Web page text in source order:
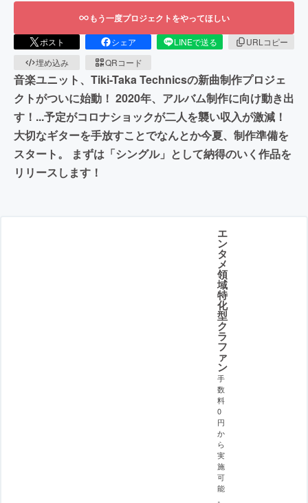
もう一度プロジェクトをやってほしい
ポスト シェア LINEで送る
URLコピー
埋め込み
QRコード
音楽ユニット、Tiki-Taka Technicsの新曲制作プロジェ
クトがついに始動！ 2020年、アルバム制作に向け動き出
す！...予定がコロナショックが二人を襲い収入が激減！
大切なギターを手放すことでなんとか今夏、制作準備を
スタート。 まずは「シングル」として納得のいく作品を
リリースします！
エ
ン
タ
メ
領
域
特
化
型
ク
ラ
フ
ァ
ン
手
数
料
0
円
か
ら
実
施
可
能